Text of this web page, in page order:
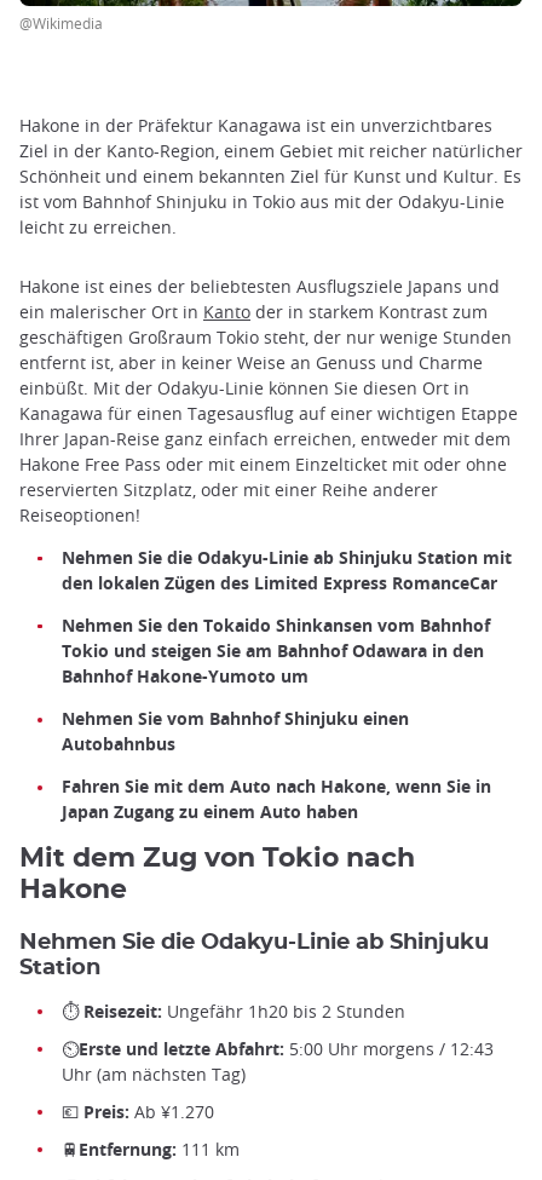
@Wikimedia
Hakone in der Präfektur Kanagawa ist ein unverzichtbares
Ziel in der Kanto-Region, einem Gebiet mit reicher natürlicher
Schönheit und einem bekannten Ziel für Kunst und Kultur. Es
ist vom Bahnhof Shinjuku in Tokio aus mit der Odakyu-Linie
leicht zu erreichen.
Hakone ist eines der beliebtesten Ausflugsziele Japans und
ein malerischer Ort in Kanto der in starkem Kontrast zum
geschäftigen Großraum Tokio steht, der nur wenige Stunden
entfernt ist, aber in keiner Weise an Genuss und Charme
einbüßt. Mit der Odakyu-Linie können Sie diesen Ort in
Kanagawa für einen Tagesausflug auf einer wichtigen Etappe
Ihrer Japan-Reise ganz einfach erreichen, entweder mit dem
Hakone Free Pass oder mit einem Einzelticket mit oder ohne
reservierten Sitzplatz, oder mit einer Reihe anderer
Reiseoptionen!
Nehmen Sie die Odakyu-Linie ab Shinjuku Station mit
den lokalen Zügen des Limited Express RomanceCar
Nehmen Sie den Tokaido Shinkansen vom Bahnhof
Tokio und steigen Sie am Bahnhof Odawara in den
Bahnhof Hakone-Yumoto um
Nehmen Sie vom Bahnhof Shinjuku einen
Autobahnbus
Fahren Sie mit dem Auto nach Hakone, wenn Sie in
Japan Zugang zu einem Auto haben
Mit dem Zug von Tokio nach
Hakone
Nehmen Sie die Odakyu-Linie ab Shinjuku
Station
⏱ Reisezeit: Ungefähr 1h20 bis 2 Stunden
⏲Erste und letzte Abfahrt: 5:00 Uhr morgens / 12:43
Uhr (am nächsten Tag)
💶 Preis: Ab ¥1.270
🚆Entfernung: 111 km